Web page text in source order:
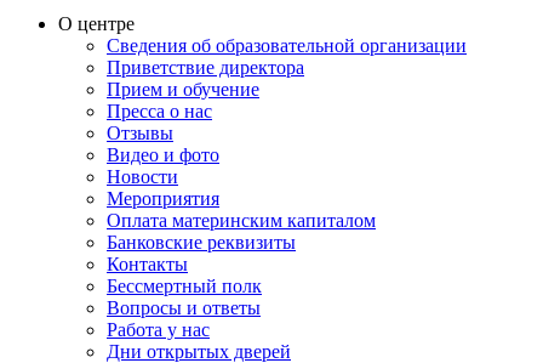
О центре
Сведения об образовательной организации
Приветствие директора
Прием и обучение
Пресса о нас
Отзывы
Видео и фото
Новости
Мероприятия
Оплата материнским капиталом
Банковские реквизиты
Контакты
Бессмертный полк
Вопросы и ответы
Работа у нас
Дни открытых дверей